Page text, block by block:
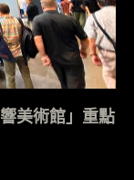
美術館」重點